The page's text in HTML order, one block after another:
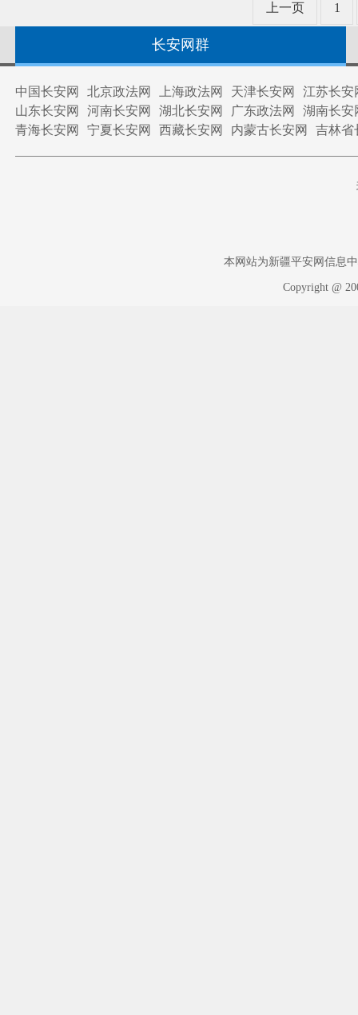
上一页 1
长安网群
中国长安网 北京政法网 上海政法网 天津长安网
江苏长安
山东长安网
河南长安网 湖北长安网 广东政法网
湖南长安
青海长安网
宁夏长安网 西藏长安网 内蒙古长安网 吉林省
本网站为新疆平安网信息
Copyright @